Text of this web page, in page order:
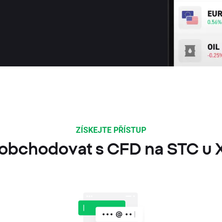
ZÍSKEJTE PŘÍSTUP
s CFD na STC u